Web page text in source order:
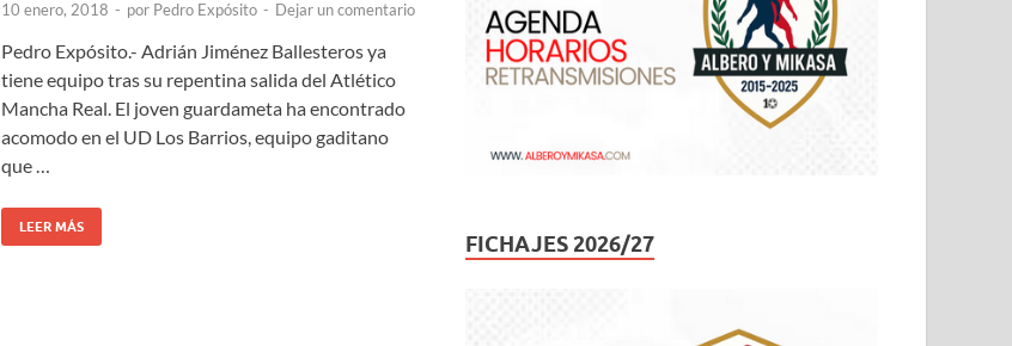
10 enero, 2018 - por Pedro Expósito - Dejar un comentario
Pedro Expósito.- Adrián Jiménez Ballesteros ya
tiene equipo tras su repentina salida del Atlético
Mancha Real. El joven guardameta ha encontrado
acomodo en el UD Los Barrios, equipo gaditano
que …
LEER MÁS
FICHAJES 2026/27